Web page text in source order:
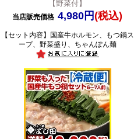
【野菜付】
当店販売価格 4,980円(税込)
【セット内容】国産牛ホルモン、もつ鍋ス
ープ、野菜盛り、ちゃんぽん麺